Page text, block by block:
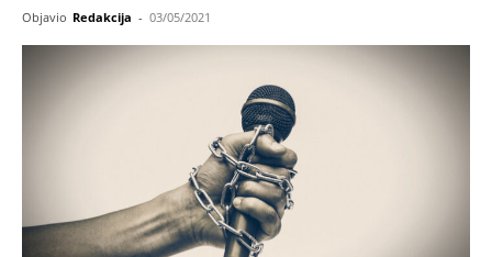
Objavio Redakcija - 03/05/2021